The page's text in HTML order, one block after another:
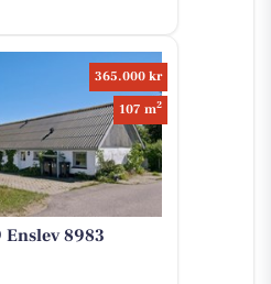
365.000 kr
107 m2
Enslev 8983